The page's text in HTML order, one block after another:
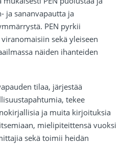
ja sananvapautta ja
PEN pyrkii
sekä yleiseen
näiden ihanteiden
tilaa, järjestää
tekee
ja muita kirjoituksia
mielipiteittensä vuoksi
sekä toimii heidän